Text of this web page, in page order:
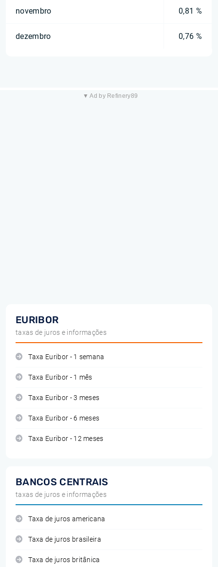
novembro 0,81 %
dezembro 0,76 %
▼ Ad by Refinery89
EURIBOR
taxas de juros e informações
Taxa Euribor - 1 semana
Taxa Euribor - 1 mês
Taxa Euribor - 3 meses
Taxa Euribor - 6 meses
Taxa Euribor - 12 meses
BANCOS CENTRAIS
taxas de juros e informações
Taxa de juros americana
Taxa de juros brasileira
Taxa de juros britânica